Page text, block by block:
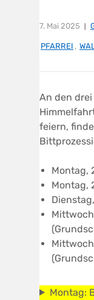
7. Mai 2025
PFARREI ,
An den
feiern,
Montag,
Montag,
Montag: